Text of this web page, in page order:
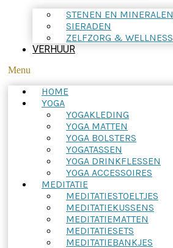
STENEN EN MINERALEN
SIERADEN
ZELFZORG & WELLNESS
VERHUUR
Menu
HOME
YOGA
YOGAKLEDING
YOGA MATTEN
YOGA BOLSTERS
YOGATASSEN
YOGA DRINKFLESSEN
YOGA ACCESSOIRES
MEDITATIE
MEDITATIESTOELTJES
MEDITATIEKUSSENS
MEDITATIEMATTEN
MEDITATIESETS
MEDITATIEBANKJES